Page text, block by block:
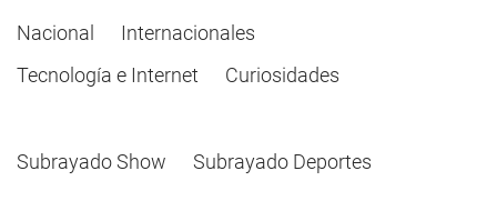
Nacional
Internacionales
Tecnología e Internet
Curiosidades
Subrayado Show Subrayado Deportes